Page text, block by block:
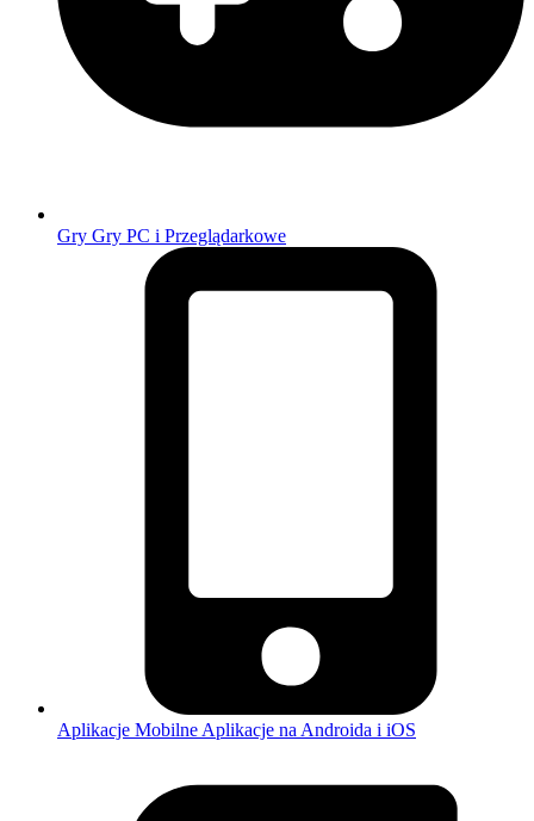
Gry Gry PC i Przeglądarkowe
Aplikacje Mobilne Aplikacje na Androida i iOS